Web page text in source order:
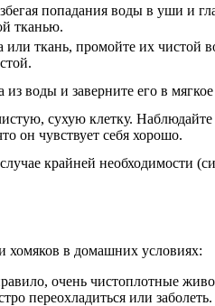
попадания воды в уши и
тканью.
или ткань, промойте их чистой
воды и заверните его в
сухую клетку.
он чувствует себя хорошо.
крайней необходимости
хомяков в домашних условиях:
очень чистоплотные
переохладиться или заболеть.